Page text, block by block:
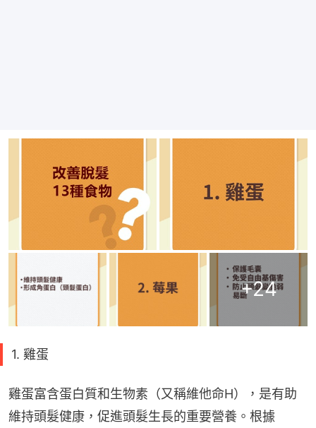
+24
1. 雞蛋
雞蛋富含蛋白質和生物素（又稱維他命H），是有助
維持頭髮健康，促進頭髮生長的重要營養。根據